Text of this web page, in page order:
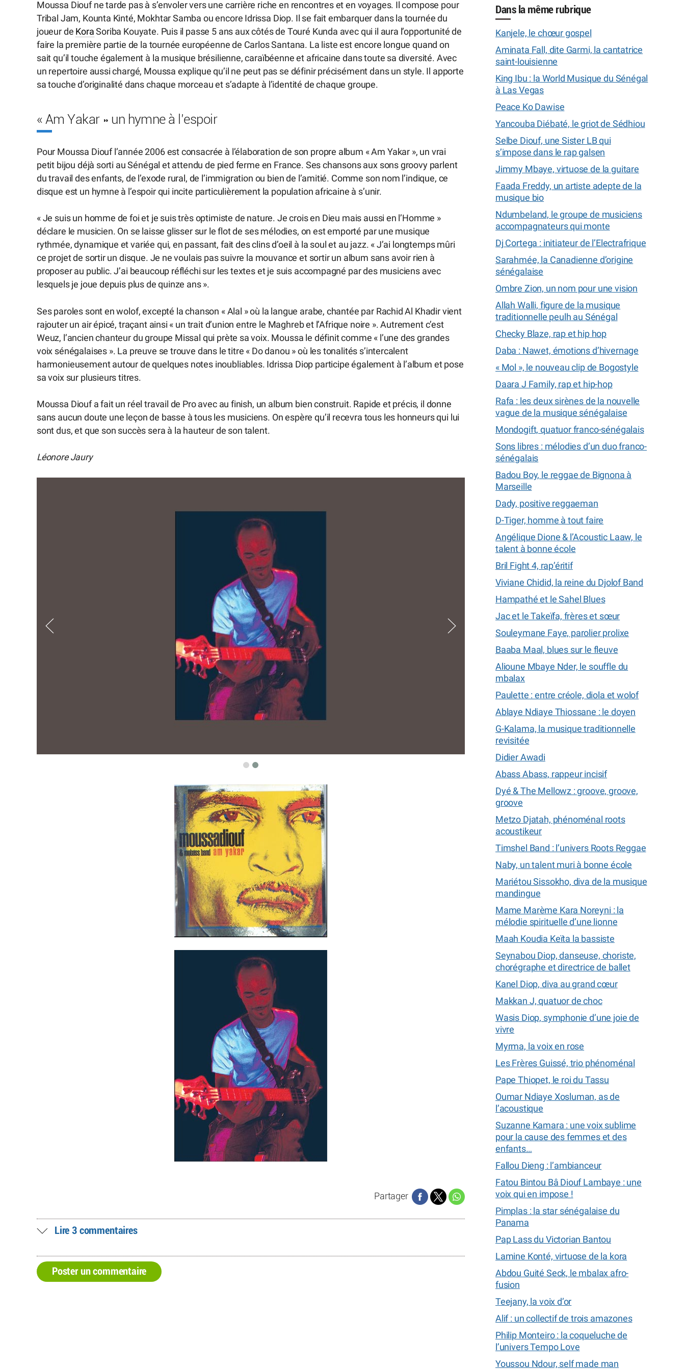
Moussa Diouf ne tarde pas à s’envoler vers une carrière riche en rencontres et en voyages. Il compose pour
Tribal Jam, Kounta Kinté, Mokhtar Samba ou encore Idrissa Diop. Il se fait embarquer dans la tournée du
joueur de Kora Soriba Kouyate. Puis il passe 5 ans aux côtés de Touré Kunda avec qui il aura l’opportunité de
faire la première partie de la tournée européenne de Carlos Santana. La liste est encore longue quand on
sait qu’il touche également à la musique brésilienne, caraïbéenne et africaine dans toute sa diversité. Avec
un repertoire aussi chargé, Moussa explique qu’il ne peut pas se définir précisément dans un style. Il apporte
sa touche d’originalité dans chaque morceau et s’adapte à l’identité de chaque groupe.
« Am Yakar » un hymne à l’espoir
Pour Moussa Diouf l’année 2006 est consacrée à l’élaboration de son propre album « Am Yakar », un vrai
petit bijou déjà sorti au Sénégal et attendu de pied ferme en France. Ses chansons aux sons groovy parlent
du travail des enfants, de l’exode rural, de l’immigration ou bien de l’amitié. Comme son nom l’indique, ce
disque est un hymne à l’espoir qui incite particulièrement la population africaine à s’unir.
« Je suis un homme de foi et je suis très optimiste de nature. Je crois en Dieu mais aussi en l’Homme »
déclare le musicien. On se laisse glisser sur le flot de ses mélodies, on est emporté par une musique
rythmée, dynamique et variée qui, en passant, fait des clins d’oeil à la soul et au jazz. « J’ai longtemps mûri
ce projet de sortir un disque. Je ne voulais pas suivre la mouvance et sortir un album sans avoir rien à
proposer au public. J’ai beaucoup réfléchi sur les textes et je suis accompagné par des musiciens avec
lesquels je joue depuis plus de quinze ans ».
Ses paroles sont en wolof, excepté la chanson « Alal » où la langue arabe, chantée par Rachid Al Khadir vient
rajouter un air épicé, traçant ainsi « un trait d’union entre le Maghreb et l’Afrique noire ». Autrement c’est
Weuz, l’ancien chanteur du groupe Missal qui prète sa voix. Moussa le définit comme « l’une des grandes
voix sénégalaises ». La preuve se trouve dans le titre « Do danou » où les tonalités s’intercalent
harmonieusement autour de quelques notes inoubliables. Idrissa Diop participe également à l’album et pose
sa voix sur plusieurs titres.
Moussa Diouf a fait un réel travail de Pro avec au finish, un album bien construit. Rapide et précis, il donne
sans aucun doute une leçon de basse à tous les musiciens. On espère qu’il recevra tous les honneurs qui lui
sont dus, et que son succès sera à la hauteur de son talent.
Léonore Jaury
Partager
Lire 3 commentaires
Poster un commentaire
Dans la même rubrique
Kanjele, le chœur gospel
Aminata Fall, dite Garmi, la cantatrice
saint-louisienne
King Ibu : la World Musique du Sénégal
à Las Vegas
Peace Ko Dawise
Yancouba Diébaté, le griot de Sédhiou
Selbe Diouf, une Sister LB qui
s’impose dans le rap galsen
Jimmy Mbaye, virtuose de la guitare
Faada Freddy, un artiste adepte de la
musique bio
Ndumbeland, le groupe de musiciens
accompagnateurs qui monte
Dj Cortega : initiateur de l’Electrafrique
Sarahmée, la Canadienne d’origine
sénégalaise
Ombre Zion, un nom pour une vision
Allah Walli, figure de la musique
traditionnelle peulh au Sénégal
Checky Blaze, rap et hip hop
Daba : Nawet, émotions d’hivernage
« Mol », le nouveau clip de Bogostyle
Daara J Family, rap et hip-hop
Rafa : les deux sirènes de la nouvelle
vague de la musique sénégalaise
Mondogift, quatuor franco-sénégalais
Sons libres : mélodies d’un duo franco-
sénégalais
Badou Boy, le reggae de Bignona à
Marseille
Dady, positive reggaeman
D-Tiger, homme à tout faire
Angélique Dione & l’Acoustic Laaw, le
talent à bonne école
Bril Fight 4, rap’éritif
Viviane Chidid, la reine du Djolof Band
Hampathé et le Sahel Blues
Jac et le Takeïfa, frères et sœur
Souleymane Faye, parolier prolixe
Baaba Maal, blues sur le fleuve
Alioune Mbaye Nder, le souffle du
mbalax
Paulette : entre créole, diola et wolof
Ablaye Ndiaye Thiossane : le doyen
G-Kalama, la musique traditionnelle
revisitée
Didier Awadi
Abass Abass, rappeur incisif
Dyé & The Mellowz : groove, groove,
groove
Metzo Djatah, phénoménal roots
acoustikeur
Timshel Band : l’univers Roots Reggae
Naby, un talent muri à bonne école
Mariétou Sissokho, diva de la musique
mandingue
Mame Marème Kara Noreyni : la
mélodie spirituelle d’une lionne
Maah Koudia Keïta la bassiste
Seynabou Diop, danseuse, choriste,
chorégraphe et directrice de ballet
Kanel Diop, diva au grand cœur
Makkan J, quatuor de choc
Wasis Diop, symphonie d’une joie de
vivre
Myrma, la voix en rose
Les Frères Guissé, trio phénoménal
Pape Thiopet, le roi du Tassu
Oumar Ndiaye Xosluman, as de
l’acoustique
Suzanne Kamara : une voix sublime
pour la cause des femmes et des
enfants…
Fallou Dieng : l’ambianceur
Fatou Bintou Bâ Diouf Lambaye : une
voix qui en impose !
Pimplas : la star sénégalaise du
Panama
Pap Lass du Victorian Bantou
Lamine Konté, virtuose de la kora
Abdou Guité Seck, le mbalax afro-
fusion
Teejany, la voix d’or
Alif : un collectif de trois amazones
Philip Monteiro : la coqueluche de
l’univers Tempo Love
Youssou Ndour, self made man